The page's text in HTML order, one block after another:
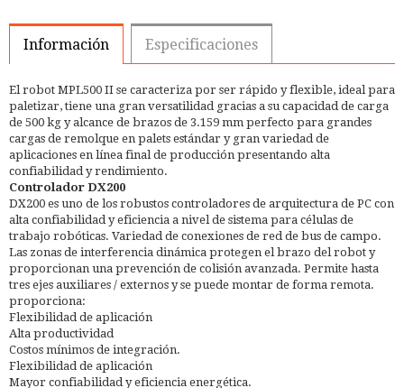
Información Especificaciones
El robot MPL500 II se caracteriza por ser rápido y flexible, ideal para
paletizar, tiene una gran versatilidad gracias a su capacidad de carga
de 500 kg y alcance de brazos de 3.159 mm perfecto para grandes
cargas de remolque en palets estándar y gran variedad de
aplicaciones en línea final de producción presentando alta
confiabilidad y rendimiento.
Controlador DX200
DX200 es uno de los robustos controladores de arquitectura de PC con
alta confiabilidad y eficiencia a nivel de sistema para células de
trabajo robóticas. Variedad de conexiones de red de bus de campo.
Las zonas de interferencia dinámica protegen el brazo del robot y
proporcionan una prevención de colisión avanzada. Permite hasta
tres ejes auxiliares / externos y se puede montar de forma remota.
proporciona:
Flexibilidad de aplicación
Alta productividad
Costos mínimos de integración.
Flexibilidad de aplicación
Mayor confiabilidad y eficiencia energética.